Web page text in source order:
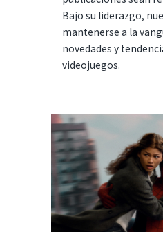
Bajo su liderazgo,
mantenerse a la
novedades y
videojuegos.